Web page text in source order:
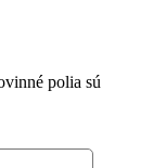
polia sú